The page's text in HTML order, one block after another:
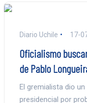
Diario Uchile 17-
Oficialismo
de Pablo
El gremialista dio
presidencial por